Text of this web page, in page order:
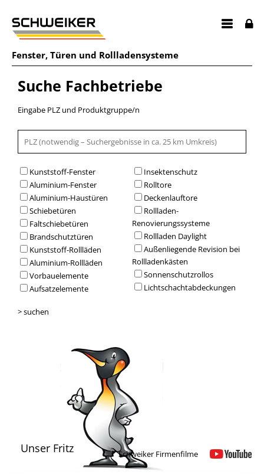
Fenster, Türen und Rollladensysteme
Suche Fachbetriebe
Eingabe PLZ und Produktgruppe/n
Kunststoff-Fenster
Aluminium-Fenster
Aluminium-Haustüren
Schiebetüren
Faltschiebetüren
Brandschutztüren
Kunststoff-Rollläden
Aluminium-Rollläden
Vorbauelemente
Aufsatzelemente
Insektenschutz
Rolltore
Deckenlauftore
Rollladen-
Renovierungssysteme
Rollladen Daylight
Außenliegende Revision bei
Rollladenkästen
Sonnenschutzrollos
Lichtschachtabdeckungen
> suchen
Unser Fritz Schweiker Firmenfilme